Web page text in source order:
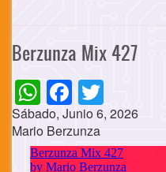
Berzunza Mix 427
WhatsApp
Facebook
Sábado, Junio 6, 2026
Mario Berzunza
Cuerpo